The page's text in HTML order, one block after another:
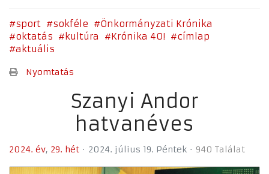
sport sokféle
Önkormányzati Krónika
oktatás
kultúra Krónika 40!
címlap
aktuális
Nyomtatás
Szanyi Andor
hatvanéves
2024. év 29. hét 2024. július 19. Péntek 940 Találat